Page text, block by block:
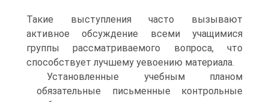
Такие выступления часто вызывают
активное обсуждение всеми учащимися
группы рассматриваемого вопроса, что
способствует лучшему уевоению материала.
Установленные учебным планом
обязательные письменные контрольные